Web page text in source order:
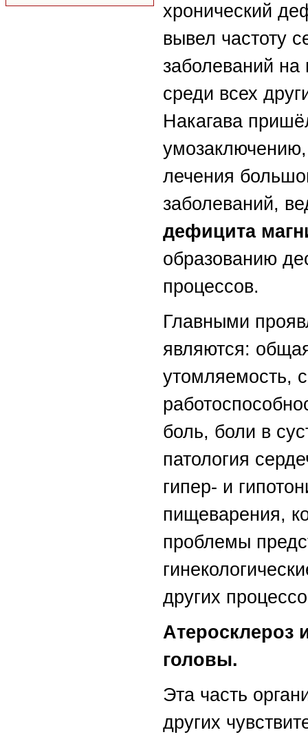
хронический
вывел частоту
заболеваний
среди всех
Накагава
лечения
заболеваний,
дефицита
образованию
процессов.
Главными
являются:
утомляемость,
боль, боли в
патология
гипер- и
пищеварения,
проблемы
других
Атеросклероз
головы.
Эта часть
других